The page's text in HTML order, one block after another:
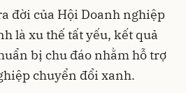
đời của Hội Doanh nghiệp
là xu thế tất yếu, kết quả
bị chu đáo nhằm hỗ trợ
chuyển đổi xanh.